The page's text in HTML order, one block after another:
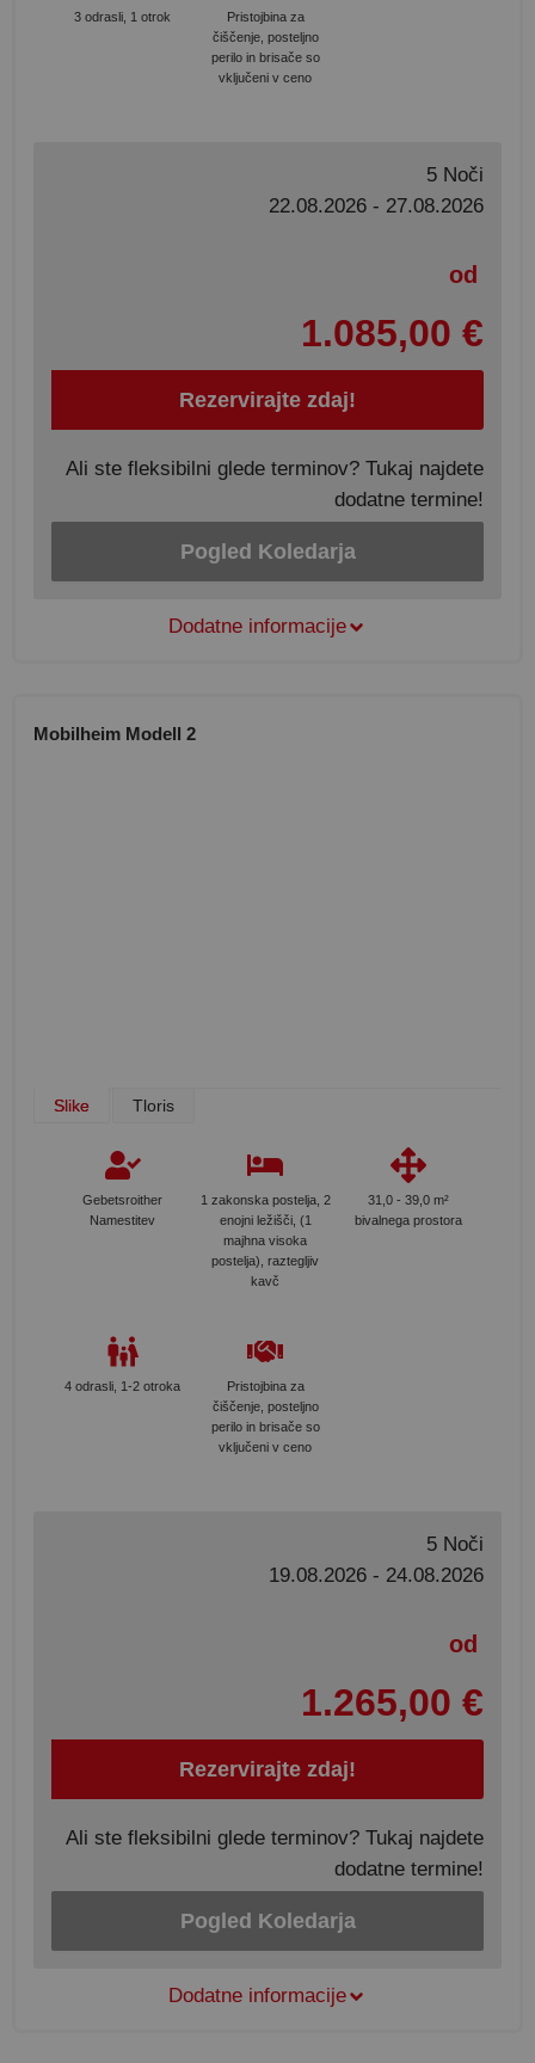
3 odrasli, 1 otrok
Pristojbina za
čiščenje, posteljno
perilo in brisače so
vključeni v ceno
5 Noči
22.08.2026 - 27.08.2026
od
1.085,00 €
Rezervirajte zdaj!
Ali ste fleksibilni glede terminov? Tukaj najdete
dodatne termine!
Pogled Koledarja
Dodatne informacije
Mobilheim Modell 2
Slike Tloris
Gebetsroither
Namestitev
1 zakonska postelja, 2
enojni ležišči, (1
majhna visoka
postelja), raztegljiv
kavč
31,0 - 39,0 m²
bivalnega prostora
4 odrasli, 1-2 otroka
Pristojbina za
čiščenje, posteljno
perilo in brisače so
vključeni v ceno
5 Noči
19.08.2026 - 24.08.2026
od
1.265,00 €
Rezervirajte zdaj!
Ali ste fleksibilni glede terminov? Tukaj najdete
dodatne termine!
Pogled Koledarja
Dodatne informacije